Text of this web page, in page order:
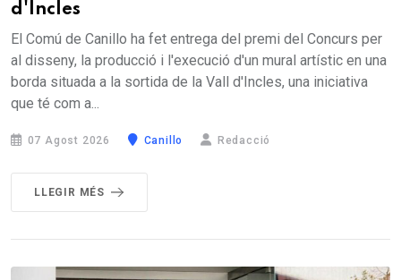
d'Incles
El Comú de Canillo ha fet entrega del premi del Concurs per
al disseny, la producció i l'execució d'un mural artístic en una
borda situada a la sortida de la Vall d'Incles, una iniciativa
que té com a...
07 Agost 2026 Canillo Redacció
LLEGIR MÉS